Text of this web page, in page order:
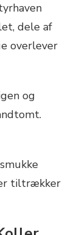
dele af
overlever
og
tiltrækker